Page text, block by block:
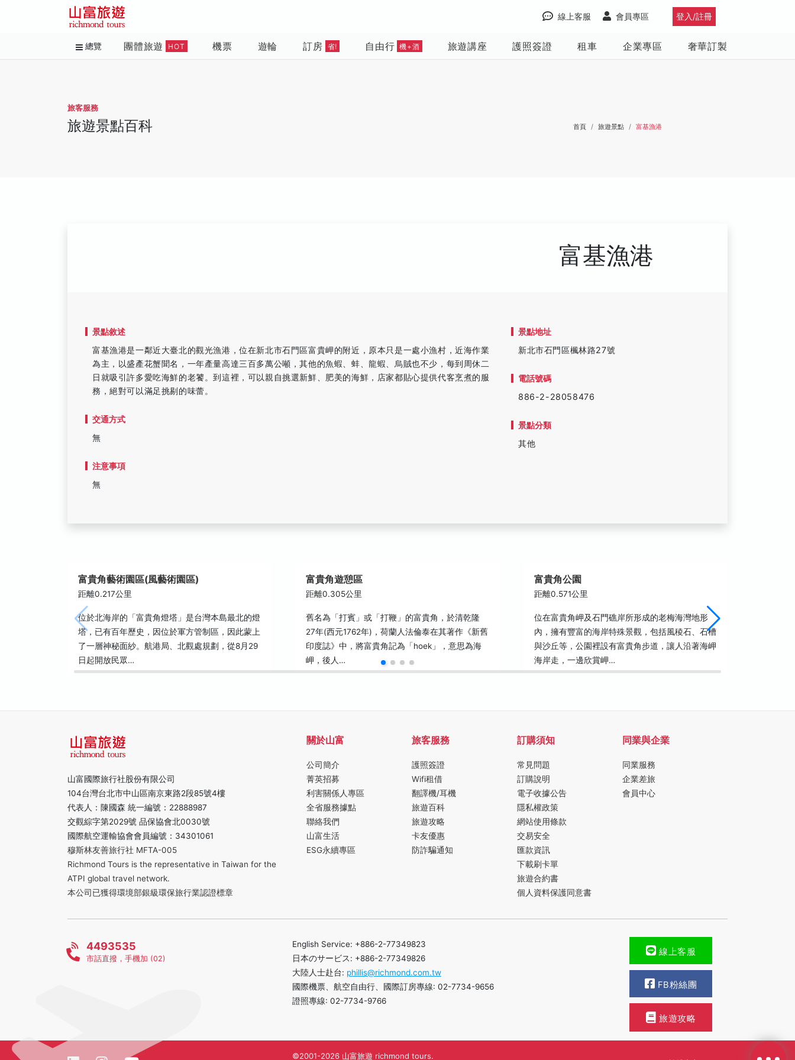
登入/註冊
會員專區
線上客服
總覽 團體旅遊 HOT 機票 遊輪 訂房 省! 自由行 機+酒 旅遊講座 護照簽證 租車 企業專區 奢華訂製
旅客服務
旅遊景點百科 首頁 旅遊景點 富基漁港
富基漁港
景點敘述
富基漁港是一鄰近大臺北的觀光漁港，位在新北市石門區富貴岬的附近，原本只是一處小漁村，近海作業
為主，以盛產花蟹聞名，一年產量高達三百多萬公噸，其他的魚蝦、蚌、龍蝦、烏賊也不少，每到周休二
日就吸引許多愛吃海鮮的老饕。到這裡，可以親自挑選新鮮、肥美的海鮮，店家都貼心提供代客烹煮的服
務，絕對可以滿足挑剔的味蕾。
交通方式
無
注意事項
無
景點地址
新北市石門區楓林路27號
電話號碼
886-2-28058476
景點分類
其他
富貴角藝術園區(風藝術園區)
距離0.217公里
位於北海岸的「富貴角燈塔」是台灣本島最北的燈
塔，已有百年歷史，因位於軍方管制區，­因此蒙上
了一層神秘面紗。航港局、北觀處規劃，從8月29
日起開放民眾…
富貴角遊憩區
距離0.305公里
舊名為「打賓」或「打鞭」的富貴角，於清乾隆
27年(西元1762年)，荷蘭人法倫泰在其著作《新舊
印度誌》中，將富貴角記為「hoek」，意思為海
岬，後人…
富貴角公園
距離0.571公里
位在富貴角岬及石門礁岸所形成的老梅海灣地形
內，擁有豐富的海岸特殊景觀，包括風稜石、石槽
與沙丘等，公園裡設有富貴角步道，讓人沿著海岬
海岸走，一邊欣賞岬…
山富國際旅行社股份有限公司
104台灣台北市中山區南京東路2段85號4樓
代表人：陳國森 統一編號：22888987
交觀綜字第2029號 品保協會北0030號
國際航空運輸協會會員編號：34301061
穆斯林友善旅行社 MFTA-005
Richmond Tours is the representative in Taiwan for the
ATPI global travel network.
本公司已獲得環境部銀級環保旅行業認證標章
關於山富
公司簡介
菁英招募
利害關係人專區
全省服務據點
聯絡我們
山富生活
ESG永續專區
旅客服務
護照簽證
Wifi租借
翻譯機/耳機
旅遊百科
旅遊攻略
卡友優惠
防詐騙通知
訂購須知
常見問題
訂購說明
電子收據公告
隱私權政策
網站使用條款
交易安全
匯款資訊
下載刷卡單
旅遊合約書
個人資料保護同意書
同業與企業
同業服務
企業差旅
會員中心
4493535
市話直撥，手機加 (02)
English Service: +886-2-77349823
日本のサービス: +886-2-77349826
大陸人士赴台: phillis@richmond.com.tw
國際機票、航空自由行、國際訂房專線: 02-7734-9656
證照專線: 02-7734-9766
線上客服
FB粉絲團
旅遊攻略
©2001-2026 山富旅遊 richmond tours.